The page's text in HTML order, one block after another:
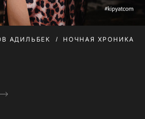
АДИЛЬБЕК НОЧНАЯ ХРОНИКА